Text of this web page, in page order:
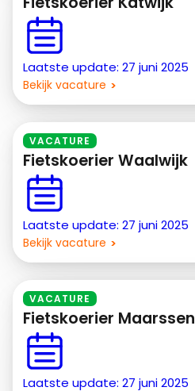
Laatste update: 27 juni 2025
Bekijk vacature
VACATURE
Fietskoerier Waalwijk
Laatste update: 27 juni 2025
Bekijk vacature
VACATURE
Fietskoerier Maarssen
Laatste update: 27 juni 2025